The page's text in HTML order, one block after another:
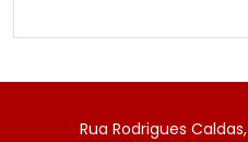
Rua Rodrigues